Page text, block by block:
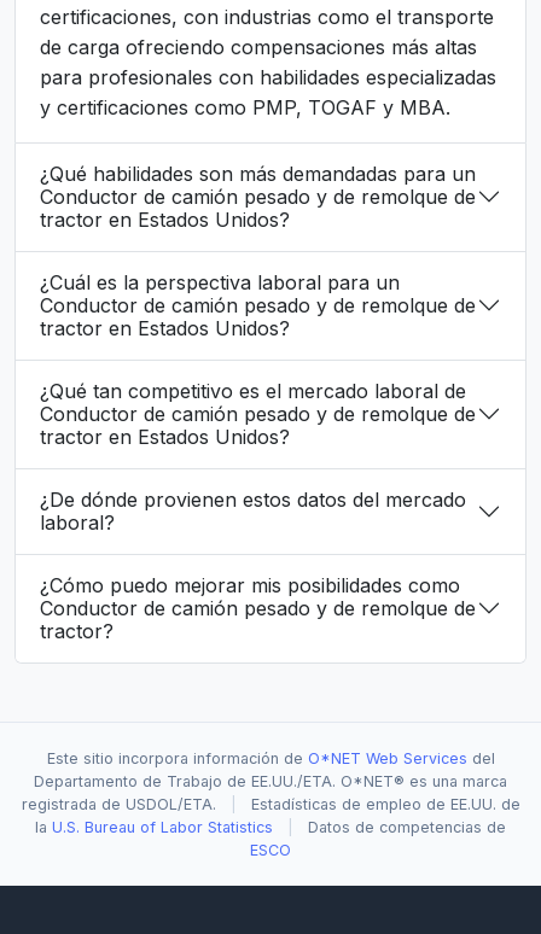
certificaciones, con industrias como el transporte
de carga ofreciendo compensaciones más altas
para profesionales con habilidades especializadas
y certificaciones como PMP, TOGAF y MBA.
¿Qué habilidades son más demandadas para un
Conductor de camión pesado y de remolque de
tractor en Estados Unidos?
¿Cuál es la perspectiva laboral para un
Conductor de camión pesado y de remolque de
tractor en Estados Unidos?
¿Qué tan competitivo es el mercado laboral de
Conductor de camión pesado y de remolque de
tractor en Estados Unidos?
¿De dónde provienen estos datos del mercado
laboral?
¿Cómo puedo mejorar mis posibilidades como
Conductor de camión pesado y de remolque de
tractor?
Este sitio incorpora información de O*NET Web Services del
Departamento de Trabajo de EE.UU./ETA. O*NET® es una marca
registrada de USDOL/ETA.
Estadísticas de empleo de EE.UU. de
la U.S. Bureau of Labor Statistics
Datos de competencias de
ESCO